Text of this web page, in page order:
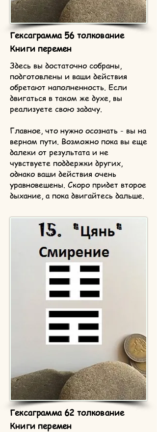
Гексаграмма 56 толкование
Книги перемен
Здесь вы достаточно собраны,
подготовлены и ваши действия
обретают наполненность. Если
двигаться в таком же духе, вы
реализуете свою задачу.
Главное, что нужно осознать - вы на
верном пути. Возможно пока вы еще
далеки от результата и не
чувствуете поддержки других,
однако ваши действия очень
уравновешены. Скоро придет второе
дыхание, а пока двигайтесь дальше.
Гексаграмма 62 толкование
Книги перемен